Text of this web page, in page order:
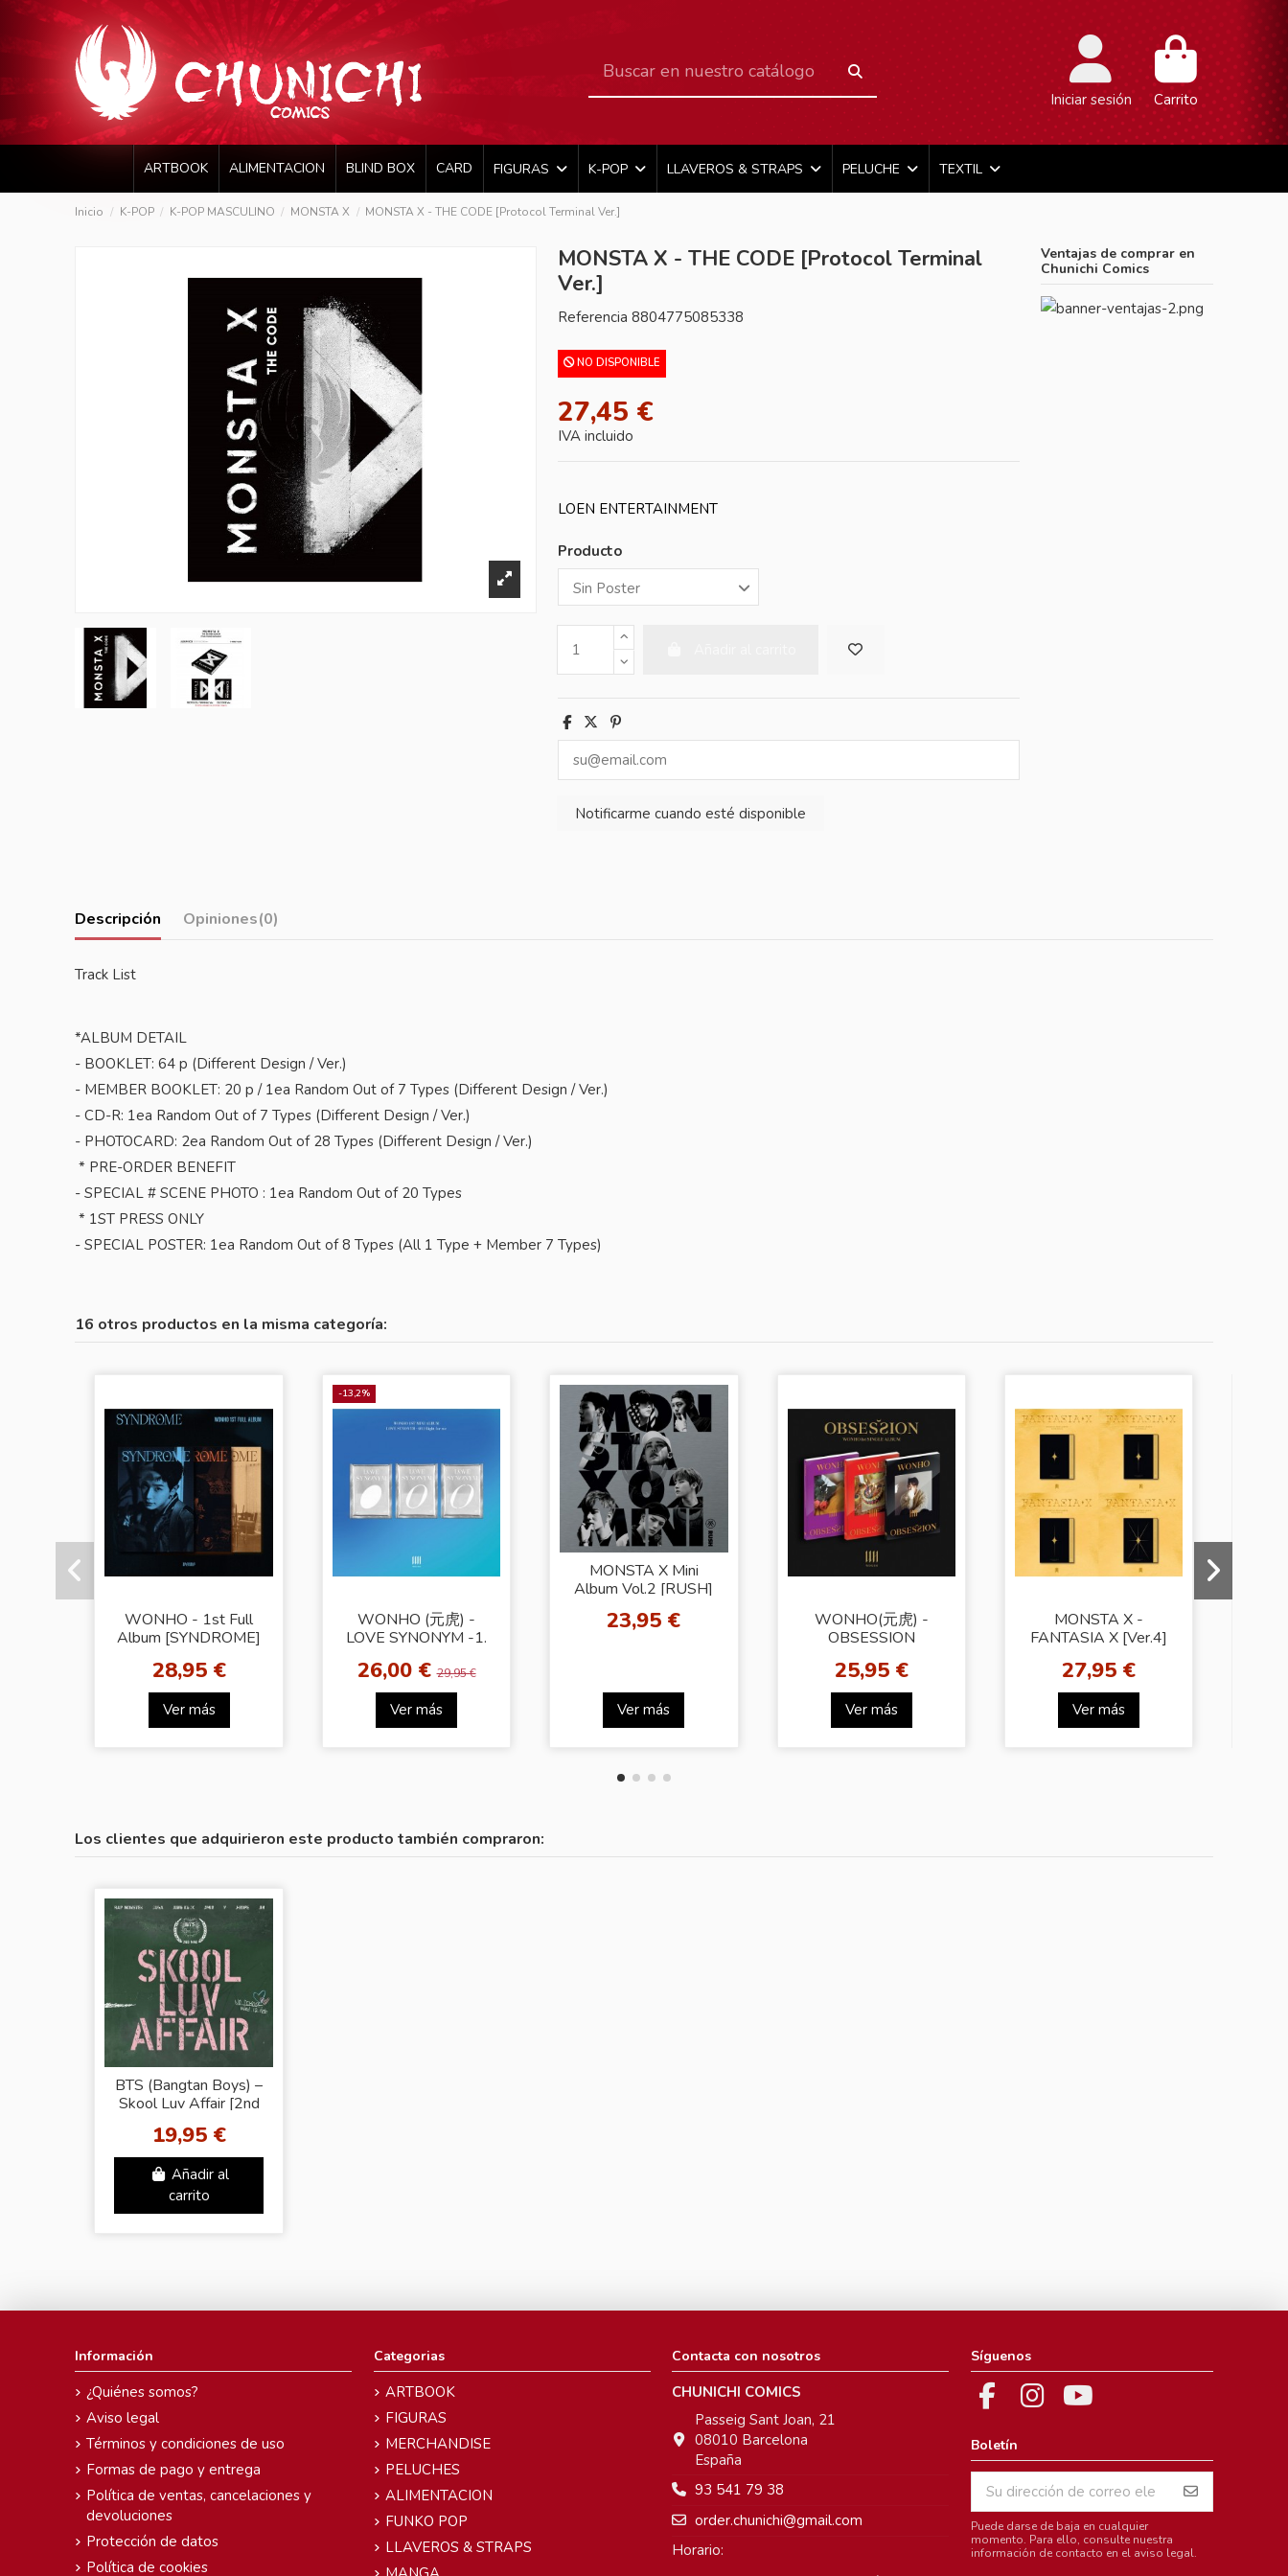
Iniciar sesión Carrito
ARTBOOK ALIMENTACION BLIND BOX CARD FIGURAS K-POP LLAVEROS & STRAPS PELUCHE TEXTIL
Inicio K-POP K-POP MASCULINO MONSTA X MONSTA X - THE CODE [Protocol Terminal Ver.]
MONSTA X - THE CODE [Protocol Terminal
Ver.]
Referencia 8804775085338
NO DISPONIBLE
27,45 €
IVA incluido
LOEN ENTERTAINMENT
Producto
Ventajas de comprar en
Chunichi Comics
Descripción Opiniones(0)
Track List
*ALBUM DETAIL
- BOOKLET: 64 p (Different Design / Ver.)
- MEMBER BOOKLET: 20 p / 1ea Random Out of 7 Types (Different Design / Ver.)
- CD-R: 1ea Random Out of 7 Types (Different Design / Ver.)
- PHOTOCARD: 2ea Random Out of 28 Types (Different Design / Ver.)
* PRE-ORDER BENEFIT
- SPECIAL # SCENE PHOTO : 1ea Random Out of 20 Types
* 1ST PRESS ONLY
- SPECIAL POSTER: 1ea Random Out of 8 Types (All 1 Type + Member 7 Types)
16 otros productos en la misma categoría:
WONHO - 1st Full
Album [SYNDROME]
28,95 €
Ver más
-13,2%
WONHO (元虎) -
LOVE SYNONYM -1.
26,00 €29,95 €
Ver más
MONSTA X Mini
Album Vol.2 [RUSH]
23,95 €
Ver más
WONHO(元虎) -
OBSESSION
25,95 €
Ver más
MONSTA X -
FANTASIA X [Ver.4]
27,95 €
Ver más
Los clientes que adquirieron este producto también compraron:
BTS (Bangtan Boys) –
Skool Luv Affair [2nd
19,95 €
Añadir al
carrito
Información
¿Quiénes somos?
Aviso legal
Términos y condiciones de uso
Formas de pago y entrega
Política de ventas, cancelaciones y
devoluciones
Protección de datos
Política de cookies
Categorias
ARTBOOK
FIGURAS
MERCHANDISE
PELUCHES
ALIMENTACION
FUNKO POP
LLAVEROS & STRAPS
Contacta con nosotros
CHUNICHI COMICS
Passeig Sant Joan, 21
08010 Barcelona
España
93 541 79 38
order.chunichi@gmail.com
Horario:
Síguenos
Boletín
Puede darse de baja en cualquier
momento. Para ello, consulte nuestra
información de contacto en el aviso legal.